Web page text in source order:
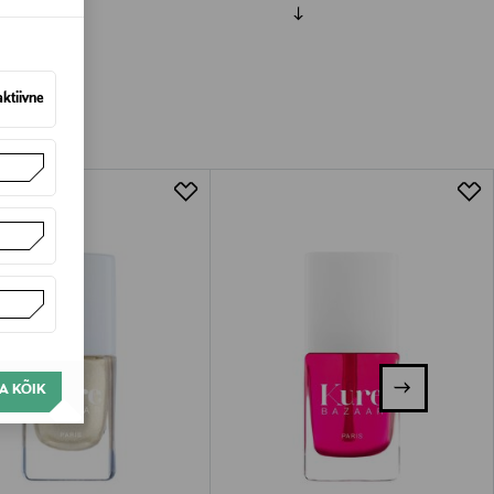
KÕIK
Suletud pakendis toodete puhul
olema avamata originaalpakendis.